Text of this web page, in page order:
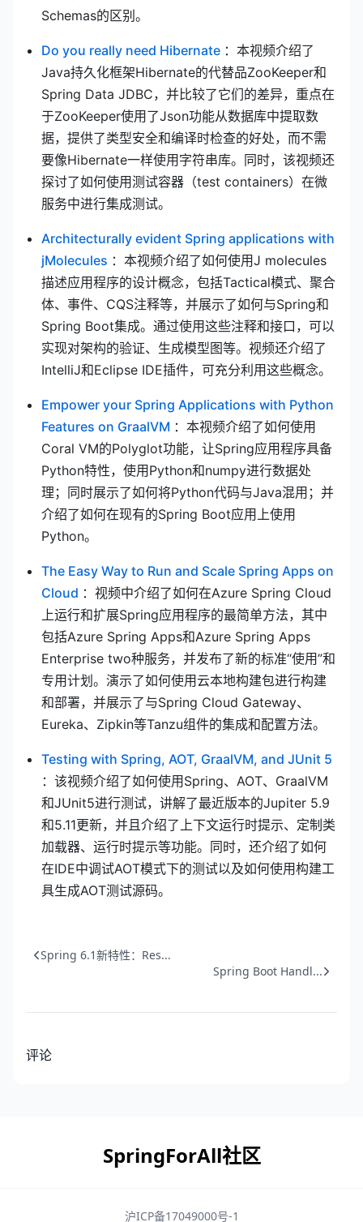
Schemas的区别。
Do you really need Hibernate (opens new window)
：本视频介绍了
Java持久化框架Hibernate的代替品ZooKeeper和
Spring Data JDBC，并比较了它们的差异，重点在
于ZooKeeper使用了Json功能从数据库中提取数
据，提供了类型安全和编译时检查的好处，而不需
要像Hibernate一样使用字符串库。同时，该视频还
探讨了如何使用测试容器（test containers）在微
服务中进行集成测试。
Architecturally evident Spring applications with
jMolecules (opens new window)
：本视频介绍了如何使用J molecules
描述应用程序的设计概念，包括Tactical模式、聚合
体、事件、CQS注释等，并展示了如何与Spring和
Spring Boot集成。通过使用这些注释和接口，可以
实现对架构的验证、生成模型图等。视频还介绍了
IntelliJ和Eclipse IDE插件，可充分利用这些概念。
Empower your Spring Applications with Python
Features on GraalVM (opens new window)
：本视频介绍了如何使用
Coral VM的Polyglot功能，让Spring应用程序具备
Python特性，使用Python和numpy进行数据处
理；同时展示了如何将Python代码与Java混用；并
介绍了如何在现有的Spring Boot应用上使用
Python。
The Easy Way to Run and Scale Spring Apps on
Cloud (opens new window)
：视频中介绍了如何在Azure Spring Cloud
上运行和扩展Spring应用程序的最简单方法，其中
包括Azure Spring Apps和Azure Spring Apps
Enterprise two种服务，并发布了新的标准“使用”和
专用计划。演示了如何使用云本地构建包进行构建
和部署，并展示了与Spring Cloud Gateway、
Eureka、Zipkin等Tanzu组件的集成和配置方法。
Testing with Spring, AOT, GraalVM, and JUnit 5
：该视频介绍了如何使用Spring、AOT、GraalVM
和JUnit5进行测试，讲解了最近版本的Jupiter 5.9
和5.11更新，并且介绍了上下文运行时提示、定制类
加载器、运行时提示等功能。同时，还介绍了如何
在IDE中调试AOT模式下的测试以及如何使用构建工
具生成AOT测试源码。
Spring 6.1新特性：Res...
Spring Boot Handl...
评论
SpringForAll社区
沪ICP备17049000号-1